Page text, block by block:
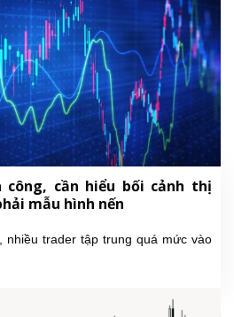
cần hiểu bối cảnh thị
mẫu hình nến
nhiều trader tập trung quá mức vào